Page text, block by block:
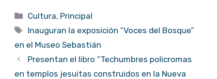
Categorías
Cultura, Principal
Etiquetas
Inauguran la exposición “Voces del Bosque”
en el Museo Sebastián
Presentan el libro “Techumbres policromas
en templos jesuitas construidos en la Nueva